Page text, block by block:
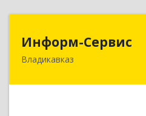
Информ-Сервис
Владикавказ362020,